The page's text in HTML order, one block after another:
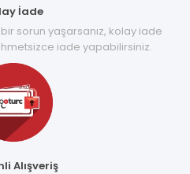
İade
sorun yaşarsanız, kolay iade
iade yapabilirsiniz.
Alışveriş